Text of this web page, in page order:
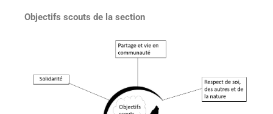
Objectifs scouts de la section